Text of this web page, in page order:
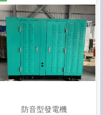
防音型發電機